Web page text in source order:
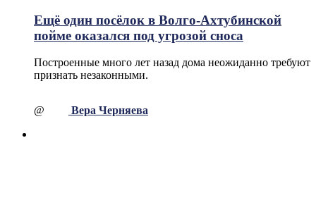
Ещё один посёлок в Волго-Ахтубинской
пойме оказался под угрозой сноса
Построенные много лет назад дома неожиданно требуют
признать незаконными.
@ Вера Черняева